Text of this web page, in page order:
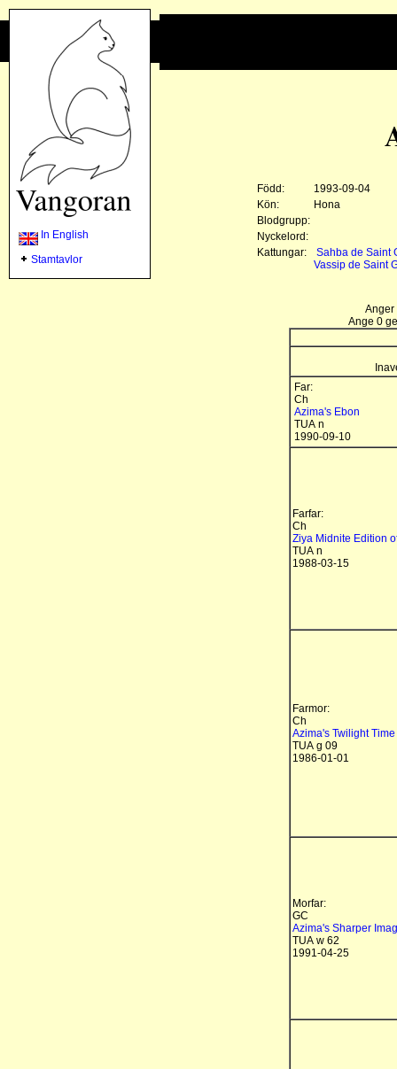
In English
Stamtavlor
Född:
1993-09-04
Kön:
Hona
Blodgrupp:
Nyckelord:
Kattungar:
Sahba de Saint
Vassip de Saint
Anger
Ange 0
Far:
Ch
Azima's Ebon
TUA n
1990-09-10
Farfar:
Ch
Ziya Midnite Edition
TUA n
1988-03-15
Farmor:
Ch
Azima's Twilight Time
TUA g 09
1986-01-01
Morfar:
GC
Azima's Sharper
TUA w 62
1991-04-25